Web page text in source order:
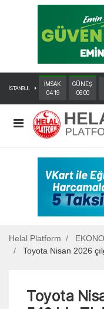
İSTANBUL
İMSAK
04:19
GÜNEŞ
06:00
Helal Platform
Toyota Nisan 2026
Toyota